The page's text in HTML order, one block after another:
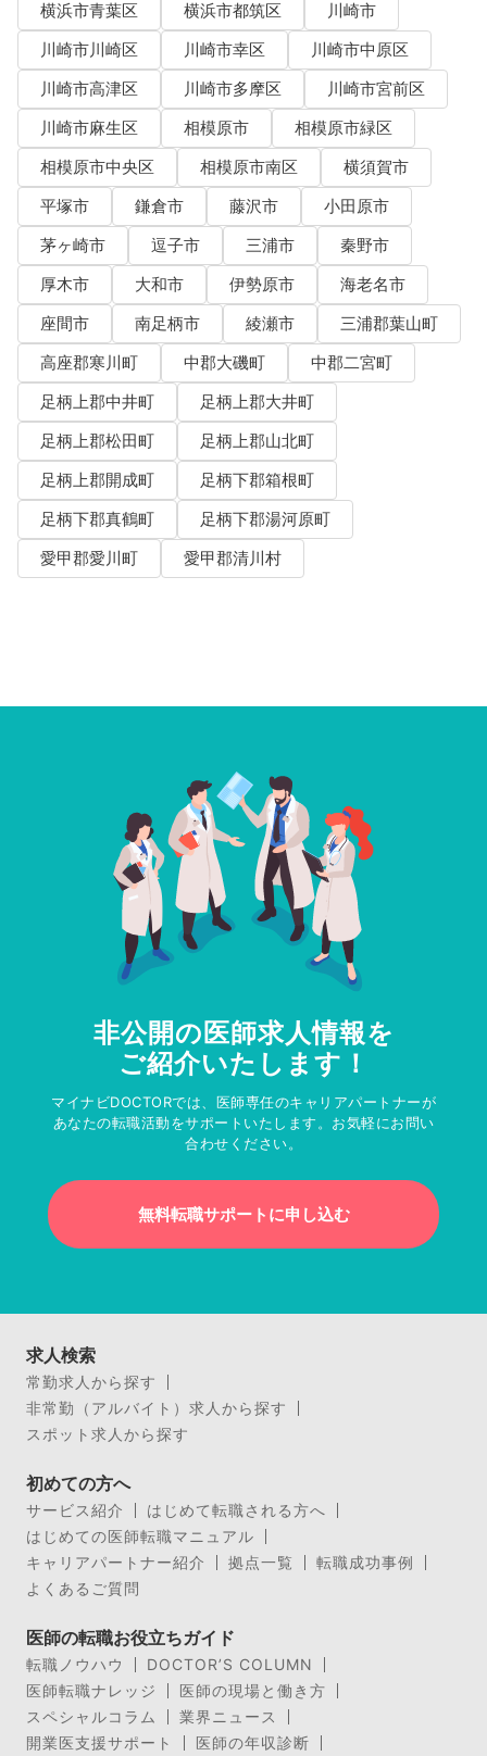
横浜市青葉区
横浜市都筑区
川崎市
川崎市川崎区
川崎市幸区
川崎市中原区
川崎市高津区
川崎市多摩区
川崎市宮前区
川崎市麻生区
相模原市
相模原市緑区
相模原市中央区
相模原市南区
横須賀市
平塚市
鎌倉市 藤沢市
小田原市
茅ヶ崎市
逗子市 三浦市
秦野市
厚木市
大和市 伊勢原市
海老名市
座間市
南足柄市 綾瀬市
三浦郡葉山町
高座郡寒川町
中郡大磯町
中郡二宮町
足柄上郡中井町
足柄上郡大井町
足柄上郡松田町
足柄上郡山北町
足柄上郡開成町
足柄下郡箱根町
足柄下郡真鶴町
足柄下郡湯河原町
愛甲郡愛川町
愛甲郡清川村
非公開の医師求人情報を
ご紹介いたします！
マイナビDOCTORでは、医師専任のキャリアパートナーが
あなたの転職活動をサポートいたします。お気軽にお問い
合わせください。
無料転職サポートに申し込む
求人検索
常勤求人から探す
非常勤（アルバイト）求人から探す
スポット求人から探す
初めての方へ
サービス紹介
はじめて転職される方へ
はじめての医師転職マニュアル
キャリアパートナー紹介
拠点一覧
転職成功事例
よくあるご質問
医師の転職お役立ちガイド
転職ノウハウ
DOCTOR’S COLUMN
医師転職ナレッジ
医師の現場と働き方
スペシャルコラム
業界ニュース
開業医支援サポート
医師の年収診断